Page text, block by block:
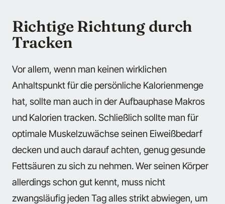
Richtige Richtung durch
Tracken
Vor allem, wenn man keinen wirklichen
Anhaltspunkt für die persönliche Kalorienmenge
hat, sollte man auch in der Aufbauphase Makros
und Kalorien tracken. Schließlich sollte man für
optimale Muskelzuwächse seinen Eiweißbedarf
decken und auch darauf achten, genug gesunde
Fettsäuren zu sich zu nehmen. Wer seinen Körper
allerdings schon gut kennt, muss nicht
zwangsläufig jeden Tag alles strikt abwiegen, um